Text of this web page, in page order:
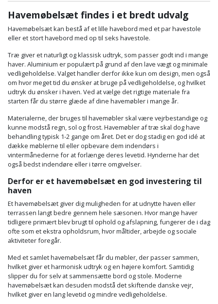
Fugtsikring
Garageport
Gelænder
Gips
Grundmursplader
Hardieplank
brædder
Hemsestige
Isolering
Komposit
terrassebrædder
Lecablokke
og
fundablokke
Lofter
Fugepistol
og
skumpistol
Gevindskærer
Gipsværktøj
Glasskærer
Hæftepistol
og
-
hammer
Hammer
Høvl
Kiler
Kloakrenser
Bits
Bor
Bordrundsav
Bore-
og
skruemaskine
Borehammer
Boremaskinetilbehør
Detektor
Diamantskæremaskine
Diamantslibertilbehør
Dykkerpistol
Motorenhed
Motorsav
og
kædesav
Motorsav
og
kædesav
tilbehør
Pælebor
Plæneklipper
tilbehør
Robotplæneklipper
Robotplæneklipper
tilbehør
Vandpumpe
Brænde
Brændeovn
Brandslukker
Brugskunst
Camping
Damprengøring
Dørmåtte
Drivhustilbehør
Elartikler
Flagstænger
til
hus
og
afrensning
Spartelmasse
til
væg
Tape
Rør
og
fittings
Stålvask
Ventilation
og
indeklima
Gaveideer
Aktiviteter
Havemøbelsæt findes i et bredt udvalg
Havemøbelsæt kan bestå af et lille havebord med et par havestole
eller et stort havebord med op til seks havestole.
Træ giver et naturligt og klassisk udtryk, som passer godt ind i mange
haver. Aluminium er populært på grund af den lave vægt og minimale
vedligeholdelse. Valget handler derfor ikke kun om design, men også
om hvor meget tid du ønsker at bruge på vedligeholdelse, og hvilket
udtryk du ønsker i haven. Ved at vælge det rigtige materiale fra
starten får du større glæde af dine havemøbler i mange år.
Materialerne, der bruges til havemøbler skal være vejrbestandige og
kunne modstå regn, sol og frost. Havemøbler af træ skal dog have
behandling typisk 1-2 gange om året. Det er dog stadig en god idé at
dække møblerne til eller opbevare dem indendørs i
vintermånederne for at forlænge deres levetid. Hynderne har det
også bedst indendøre eller i tørre omgivelser.
Derfor er et havemøbelsæt en god investering til
haven
Et havemøbelsæt giver dig muligheden for at udnytte haven eller
terrassen langt bedre gennem hele sæsonen. Hvor mange haver
tidligere primært blev brugt til ophold og afslapning, fungerer de i dag
ofte som et ekstra opholdsrum, hvor måltider, arbejde og sociale
aktiviteter foregår.
Med et samlet havemøbelsæt får du møbler, der passer sammen,
hvilket giver et harmonisk udtryk og en højere komfort. Samtidig
slipper du for selv at sammensætte bord og stole. Moderne
havemøbelsæt kan desuden modstå det skiftende danske vejr,
hvilket giver en lang levetid og mindre vedligeholdelse.